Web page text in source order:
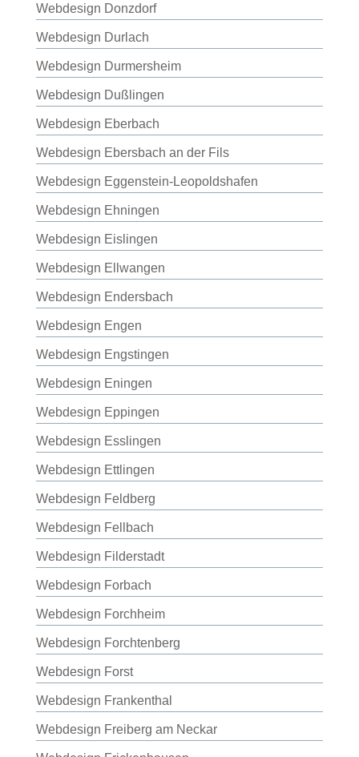
Webdesign Donzdorf
Webdesign Durlach
Webdesign Durmersheim
Webdesign Dußlingen
Webdesign Eberbach
Webdesign Ebersbach an der Fils
Webdesign Eggenstein-Leopoldshafen
Webdesign Ehningen
Webdesign Eislingen
Webdesign Ellwangen
Webdesign Endersbach
Webdesign Engen
Webdesign Engstingen
Webdesign Eningen
Webdesign Eppingen
Webdesign Esslingen
Webdesign Ettlingen
Webdesign Feldberg
Webdesign Fellbach
Webdesign Filderstadt
Webdesign Forbach
Webdesign Forchheim
Webdesign Forchtenberg
Webdesign Forst
Webdesign Frankenthal
Webdesign Freiberg am Neckar